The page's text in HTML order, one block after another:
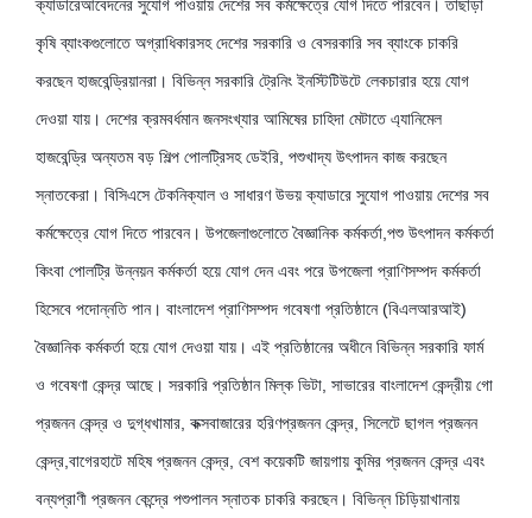
ক্যাডারেআবেদনের সুযোগ পাওয়ায় দেশের সব কর্মক্ষেত্রে যোগ দিতে পারবেন। তাছাড়া
কৃষি ব্যাংকগুলোতে অগ্রাধিকারসহ দেশের সরকারি ও বেসরকারি সব ব্যাংকে চাকরি
করছেন হাজবেন্ড্রিয়ানরা। বিভিন্ন সরকারি ট্রেনিং ইনস্টিটিউটে লেকচারার হয়ে যোগ
দেওয়া যায়। দেশের ক্রমবর্ধমান জনসংখ্যার আমিষের চাহিদা মেটাতে এ্যানিমেল
হাজবেন্ড্রি অন্যতম বড় শিল্প পোলট্রিসহ ডেইরি, পশুখাদ্য উৎপাদন কাজ করছেন
স্নাতকেরা। বিসিএসে টেকনিক্যাল ও সাধারণ উভয় ক্যাডারে সুযোগ পাওয়ায় দেশের সব
কর্মক্ষেত্রে যোগ দিতে পারবেন। উপজেলাগুলোতে বৈজ্ঞানিক কর্মকর্তা,পশু উৎপাদন কর্মকর্তা
কিংবা পোলট্রি উন্নয়ন কর্মকর্তা হয়ে যোগ দেন এবং পরে উপজেলা প্রাণিসম্পদ কর্মকর্তা
হিসেবে পদোন্নতি পান। বাংলাদেশ প্রাণিসম্পদ গবেষণা প্রতিষ্ঠানে (বিএলআরআই)
বৈজ্ঞানিক কর্মকর্তা হয়ে যোগ দেওয়া যায়। এই প্রতিষ্ঠানের অধীনে বিভিন্ন সরকারি ফার্ম
ও গবেষণা কেন্দ্র আছে। সরকারি প্রতিষ্ঠান মিল্ক ভিটা, সাভারের বাংলাদেশ কেন্দ্রীয় গো
প্রজনন কেন্দ্র ও দুগ্ধখামার, কক্সবাজারের হরিণপ্রজনন কেন্দ্র, সিলেটে ছাগল প্রজনন
কেন্দ্র,বাগেরহাটে মহিষ প্রজনন কেন্দ্র, বেশ কয়েকটি জায়গায় কুমির প্রজনন কেন্দ্র এবং
বন্যপ্রাণী প্রজনন কেন্দ্রে পশুপালন স্নাতক চাকরি করছেন। বিভিন্ন চিড়িয়াখানায়